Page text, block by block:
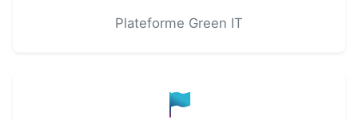
Plateforme Green IT